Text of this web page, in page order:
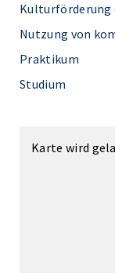
Kulturförderung
Nutzung von
Praktikum
Studium
Karte wird